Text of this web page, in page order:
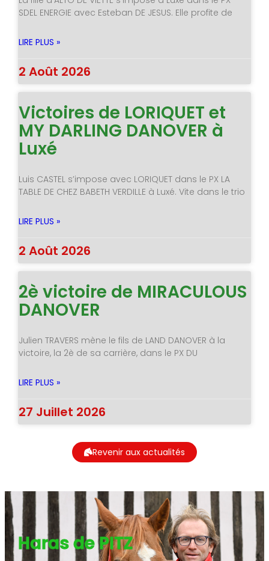
SDEL ENERGIE avec Esteban DE JESUS. Elle profite de
LIRE PLUS »
2 Août 2026
Victoires de LORIQUET et
MY DARLING DANOVER à
Luxé
Luis CASTEL s’impose avec LORIQUET dans le PX LA
TABLE DE CHEZ BABETH VERDILLE à Luxé. Vite dans le trio
LIRE PLUS »
2 Août 2026
2è victoire de MIRACULOUS
DANOVER
Julien TRAVERS mène le fils de LAND DANOVER à la
victoire, la 2è de sa carrière, dans le PX DU
LIRE PLUS »
27 Juillet 2026
Revenir aux actualités
Haras de PITZ